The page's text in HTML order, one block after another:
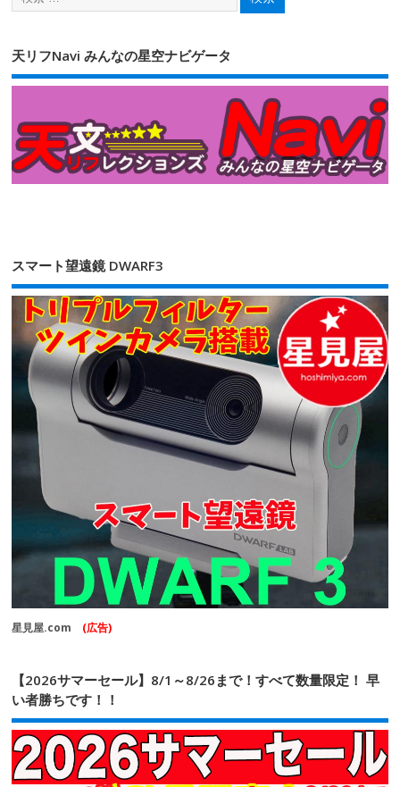
天リフNavi みんなの星空ナビゲータ
スマート望遠鏡 DWARF3
星見屋.com (広告)
【2026サマーセール】8/1～8/26まで！すべて数量限定！ 早
い者勝ちです！！